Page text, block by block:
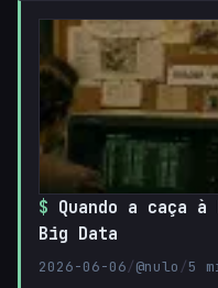
Quando a caça
Big Data
2026-06-06/@nulo /5